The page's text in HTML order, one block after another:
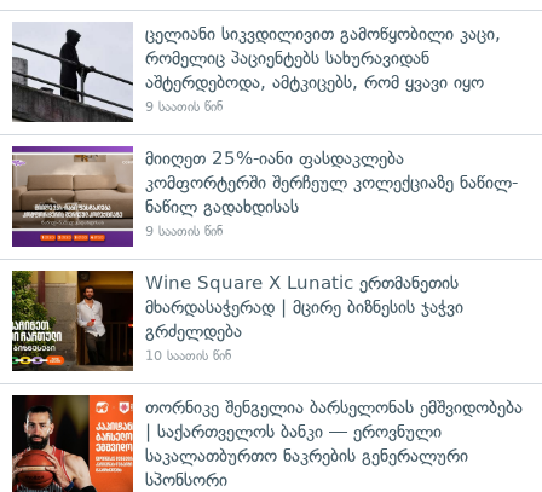
ცელიანი სიკვდილივით გამოწყობილი კაცი,
რომელიც პაციენტებს სახურავიდან
აშტერდებოდა, ამტკიცებს, რომ ყვავი იყო
9 საათის წინ
მიიღეთ 25%-იანი ფასდაკლება
კომფორტერში შერჩეულ კოლექციაზე ნაწილ-
ნაწილ გადახდისას
9 საათის წინ
Wine Square X Lunatic ერთმანეთის
მხარდასაჭერად | მცირე ბიზნესის ჯაჭვი
გრძელდება
10 საათის წინ
თორნიკე შენგელია ბარსელონას ემშვიდობება
| საქართველოს ბანკი — ეროვნული
საკალათბურთო ნაკრების გენერალური
სპონსორი